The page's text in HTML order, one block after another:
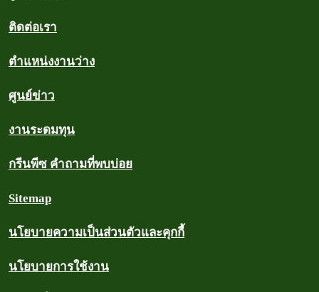
ติดต่อเรา
ตำแหน่งงานว่าง
ศูนย์ข่าว
งานระดมทุน
กรีนพีซ คำถามที่พบบ่อย
Sitemap
นโยบายความเป็นส่วนตัวและคุกกี้
นโยบายการใช้งาน